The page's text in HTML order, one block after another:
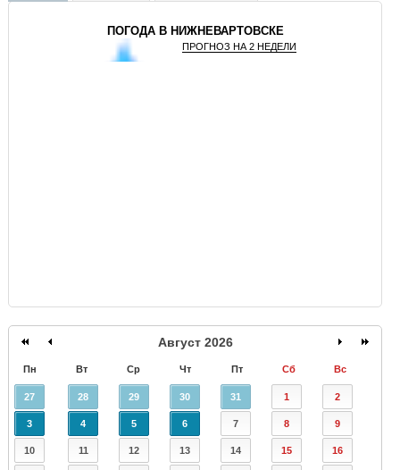
ПОГОДА В НИЖНЕВАРТОВСКЕ
ПРОГНОЗ НА 2 НЕДЕЛИ
Август 2026
Пн Вт Ср Чт Пт Сб Вс
27 28 29 30 31 1 2
3 4 5 6 7 8 9
10 11 12 13 14 15 16